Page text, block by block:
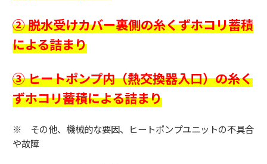
② 脱水受けカバー裏側の糸くずホコリ蓄積
による詰まり
③ ヒートポンプ内（熱交換器入口）の糸く
ずホコリ蓄積による詰まり
※ その他、機械的な要因、ヒートポンプユニットの不具合
や故障